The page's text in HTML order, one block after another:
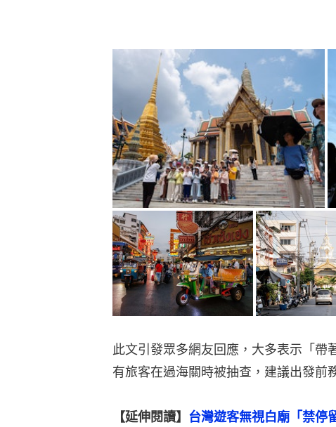
此文引發眾多網友回應，大多表示「帶
有旅客在過海關時被抽查，建議出發前
【延伸閱讀】 台灣遊客無視白廟「禁停